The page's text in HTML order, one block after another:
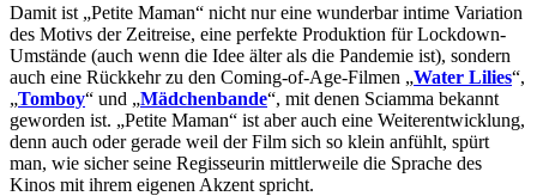
Damit ist „Petite Maman“ nicht nur eine wunderbar intime Variation
des Motivs der Zeitreise, eine perfekte Produktion für Lockdown-
Umstände (auch wenn die Idee älter als die Pandemie ist), sondern
auch eine Rückkehr zu den Coming-of-Age-Filmen „Water Lilies“,
„Tomboy“ und „Mädchenbande“, mit denen Sciamma bekannt
geworden ist. „Petite Maman“ ist aber auch eine Weiterentwicklung,
denn auch oder gerade weil der Film sich so klein anfühlt, spürt
man, wie sicher seine Regisseurin mittlerweile die Sprache des
Kinos mit ihrem eigenen Akzent spricht.